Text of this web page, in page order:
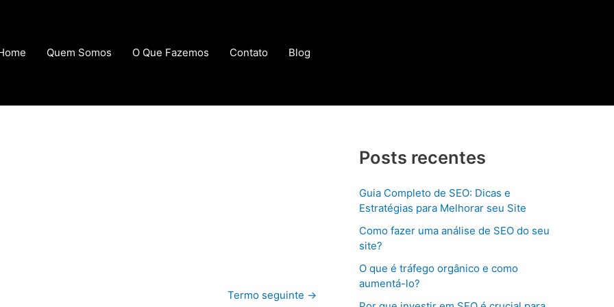
Quem Somos O Que Fazemos Contato Blog
Termo seguinte →
Posts recentes
Guia Completo de SEO: Dicas e
Estratégias para Melhorar seu Site
Como fazer uma análise de SEO do seu
site?
O que é tráfego orgânico e como
aumentá-lo?